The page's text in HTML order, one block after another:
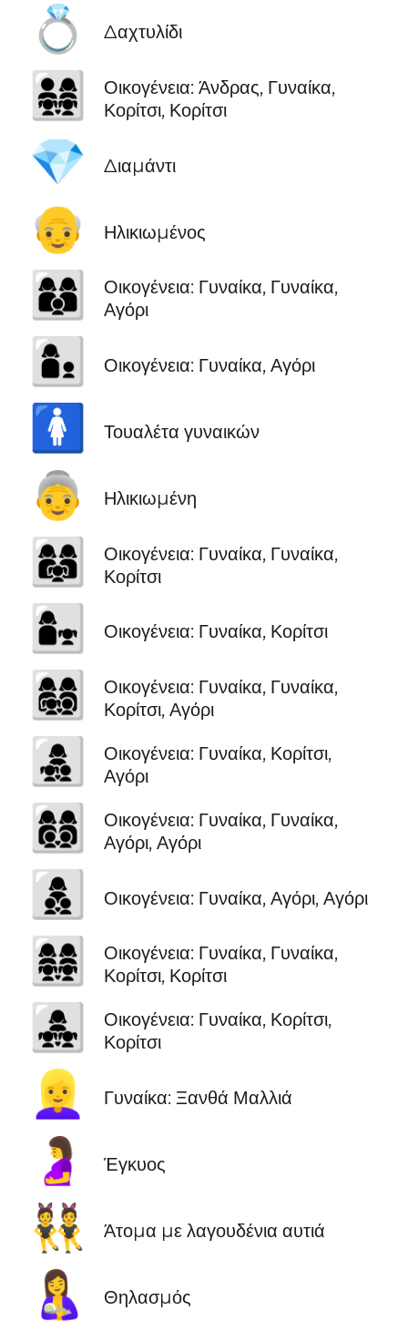
💍 Δαχτυλίδι
👨‍👩‍👧‍👧
Οικογένεια: Άνδρας, Γυναίκα,
Κορίτσι, Κορίτσι
💎 Διαμάντι
👴 Ηλικιωμένος
👩‍👩‍👦
Οικογένεια: Γυναίκα, Γυναίκα,
Αγόρι
👩‍👦 Οικογένεια: Γυναίκα, Αγόρι
🚺 Τουαλέτα γυναικών
👵 Ηλικιωμένη
👩‍👩‍👧
Οικογένεια: Γυναίκα, Γυναίκα,
Κορίτσι
👩‍👧 Οικογένεια: Γυναίκα, Κορίτσι
👩‍👩‍👧‍👦
Οικογένεια: Γυναίκα, Γυναίκα,
Κορίτσι, Αγόρι
👩‍👧‍👦
Οικογένεια: Γυναίκα, Κορίτσι,
Αγόρι
👩‍👩‍👦‍👦
Οικογένεια: Γυναίκα, Γυναίκα,
Αγόρι, Αγόρι
👩‍👦‍👦 Οικογένεια: Γυναίκα, Αγόρι, Αγόρι
👩‍👩‍👧‍👧
Οικογένεια: Γυναίκα, Γυναίκα,
Κορίτσι, Κορίτσι
👩‍👧‍👧
Οικογένεια: Γυναίκα, Κορίτσι,
Κορίτσι
👱‍♀️ Γυναίκα: Ξανθά Μαλλιά
🤰 Έγκυος
👯 Άτομα με λαγουδένια αυτιά
🤱 Θηλασμός